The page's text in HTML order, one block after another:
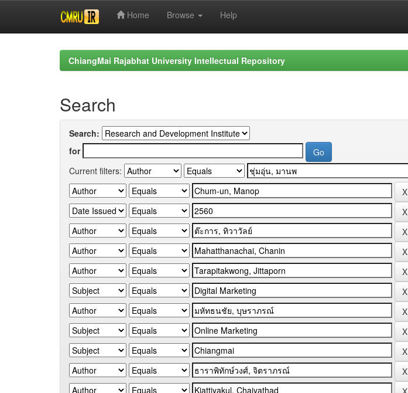
Home Browse Help
ChiangMai Rajabhat University Intellectual Repository
Search
Search:
for
Current filters: